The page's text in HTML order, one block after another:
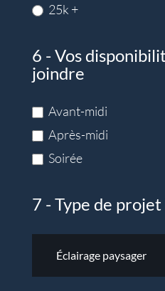
25k +
6 - Vos
joindre
Avant-midi
Après-midi
Soirée
7 - Type de projet